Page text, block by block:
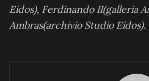
Eidos), Ferdinando II(galleria
Ambras(archivio Studio Eidos).